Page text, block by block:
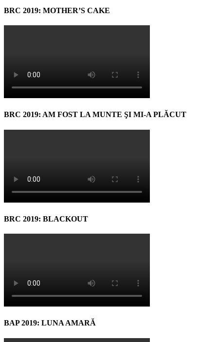
BRC 2019: MOTHER’S CAKE
BRC 2019: AM FOST LA MUNTE ŞI MI-A PLĂCUT
BRC 2019: BLACKOUT
BAP 2019: LUNA AMARĂ